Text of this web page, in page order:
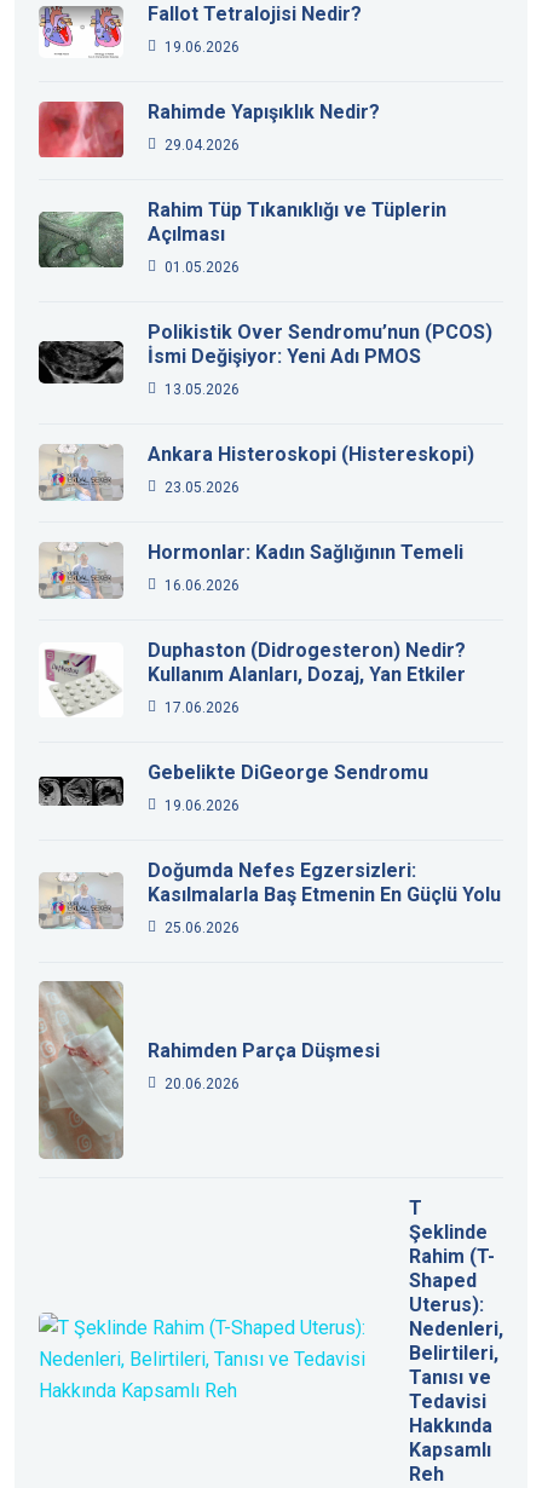
Fallot Tetralojisi Nedir?
19.06.2026
Rahimde Yapışıklık Nedir?
29.04.2026
Rahim Tüp Tıkanıklığı ve Tüplerin
Açılması
01.05.2026
Polikistik Over Sendromu’nun (PCOS)
İsmi Değişiyor: Yeni Adı PMOS
13.05.2026
Ankara Histeroskopi (Histereskopi)
23.05.2026
Hormonlar: Kadın Sağlığının Temeli
16.06.2026
Duphaston (Didrogesteron) Nedir?
Kullanım Alanları, Dozaj, Yan Etkiler
17.06.2026
Gebelikte DiGeorge Sendromu
19.06.2026
Doğumda Nefes Egzersizleri:
Kasılmalarla Baş Etmenin En Güçlü Yolu
25.06.2026
Rahimden Parça Düşmesi
20.06.2026
T
Şeklinde
Rahim (T-
Shaped
Uterus):
Nedenleri,
Belirtileri,
Tanısı ve
Tedavisi
Hakkında
Kapsamlı
Reh